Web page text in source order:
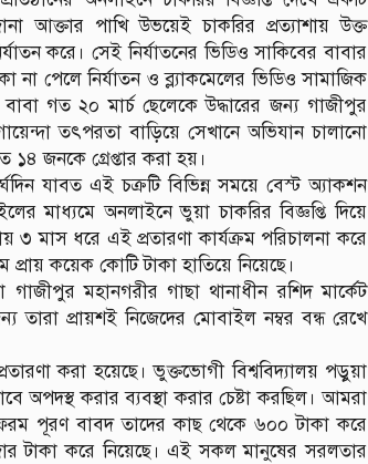
আক্তার পাখি উভয়েই চাকরির প্রত্যাশায় উক্ত
করে। সেই নির্যাতনের ভিডিও সাকিবের বাবার
পেলে নির্যাতন ও ব্ল্যাকমেলের ভিডিও সামাজিক
গত ২০ মার্চ ছেলেকে উদ্ধারের জন্য গাজীপুর
তৎপরতা বাড়িয়ে সেখানে অভিযান চালানো
জনকে গ্রেপ্তার করা হয়।
যাবত এই চক্রটি বিভিন্ন সময়ে বেস্ট অ্যাকশন
মাধ্যমে অনলাইনে ভুয়া চাকরির বিজ্ঞপ্তি দিয়ে
৩ মাস ধরে এই প্রতারণা কার্যক্রম পরিচালনা করে
প্রায় কয়েক কোটি টাকা হাতিয়ে নিয়েছে।
মহানগরীর গাছা থানাধীন রশিদ মার্কেট
প্রায়শই নিজেদের মোবাইল নম্বর বন্ধ রেখে
করা হয়েছে। ভুক্তভোগী বিশ্ববিদ্যালয় পড়ুয়া
অপদস্থ করার ব্যবস্থা করার চেষ্টা করছিল। আমরা
পূরণ বাবদ তাদের কাছ থেকে ৬০০ টাকা করে
টাকা করে নিয়েছে। এই সকল মানুষের সরলতার